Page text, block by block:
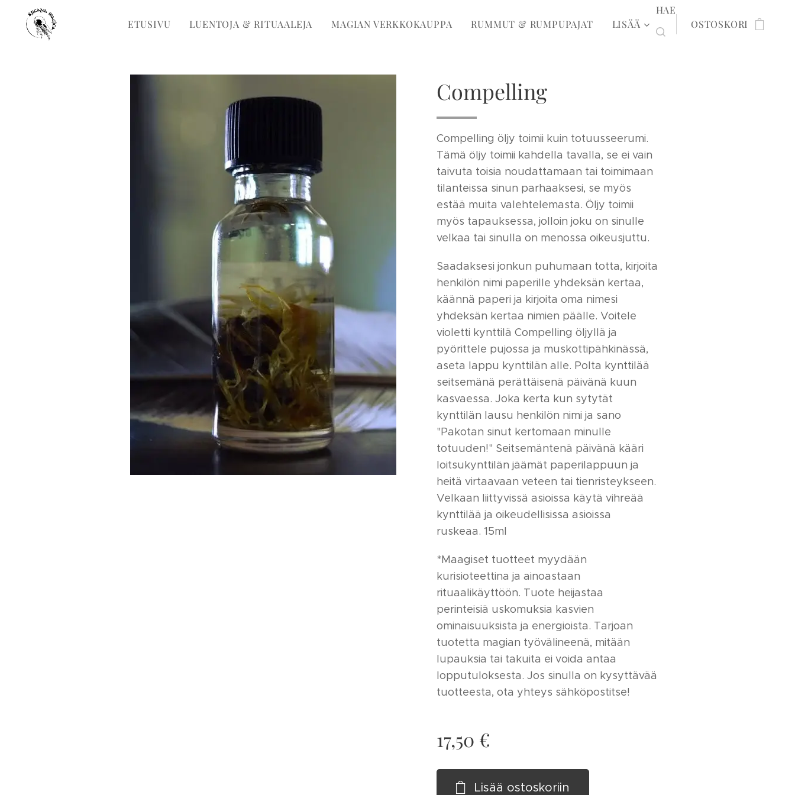
ETUSIVU LUENTOJA & RITUAALEJA MAGIAN VERKKOKAUPPA RUMMUT & RUMPUPAJAT LISÄÄ
HAE
OSTOSKORI
Compelling
Compelling öljy toimii kuin totuusseerumi.
Tämä öljy toimii kahdella tavalla, se ei vain
taivuta toisia noudattamaan tai toimimaan
tilanteissa sinun parhaaksesi, se myös
estää muita valehtelemasta. Öljy toimii
myös tapauksessa, jolloin joku on sinulle
velkaa tai sinulla on menossa oikeusjuttu.
Saadaksesi jonkun puhumaan totta, kirjoita
henkilön nimi paperille yhdeksän kertaa,
käännä paperi ja kirjoita oma nimesi
yhdeksän kertaa nimien päälle. Voitele
violetti kynttilä Compelling öljyllä ja
pyörittele pujossa ja muskottipähkinässä,
aseta lappu kynttilän alle. Polta kynttilää
seitsemänä perättäisenä päivänä kuun
kasvaessa. Joka kerta kun sytytät
kynttilän lausu henkilön nimi ja sano
"Pakotan sinut kertomaan minulle
totuuden!" Seitsemäntenä päivänä kääri
loitsukynttilän jäämät paperilappuun ja
heitä virtaavaan veteen tai tienristeykseen.
Velkaan liittyvissä asioissa käytä vihreää
kynttilää ja oikeudellisissa asioissa
ruskeaa. 15ml
*Maagiset tuotteet myydään
kurisioteettina ja ainoastaan
rituaalikäyttöön. Tuote heijastaa
perinteisiä uskomuksia kasvien
ominaisuuksista ja energioista. Tarjoan
tuotetta magian työvälineenä, mitään
lupauksia tai takuita ei voida antaa
lopputuloksesta. Jos sinulla on kysyttävää
tuotteesta, ota yhteys sähköpostitse!
17,50 €
Lisää ostoskoriin